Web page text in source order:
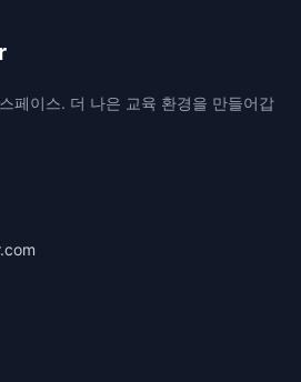
페이스. 더 나은 교육 환경을 만들어갑